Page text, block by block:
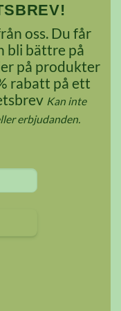
oss. Du får
bli bättre på
på produkter
rabatt på ett
Kan inte
erbjudanden.